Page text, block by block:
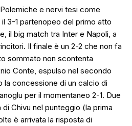
e nervi tesi come
il 3-1 partenopeo del primo atto
il big match tra Inter e Napoli, a
Il finale è un 2-2 che non fa
sommato non scontenta
Conte, espulso nel secondo
concessione di un calcio di
per il momentaneo 2-1. Due
Chivu nel punteggio (la prima
è arrivata la risposta di